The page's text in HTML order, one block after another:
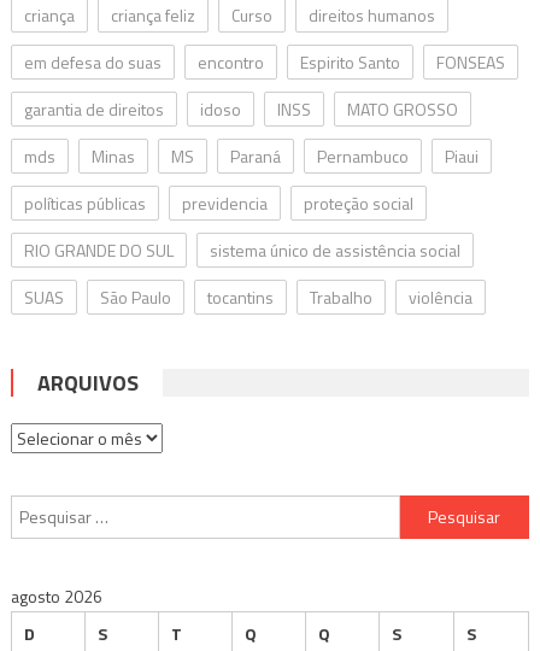
criança
criança feliz Curso
direitos humanos
em defesa do suas
encontro Espirito Santo
FONSEAS
garantia de direitos
idoso INSS
MATO GROSSO
mds
Minas MS Paraná Pernambuco
Piaui
políticas públicas
previdencia
proteção social
RIO GRANDE DO SUL
sistema único de assistência social
SUAS
São Paulo tocantins Trabalho violência
ARQUIVOS
Arquivos
Pesquisar
por:
agosto 2026
D
S T Q Q S S